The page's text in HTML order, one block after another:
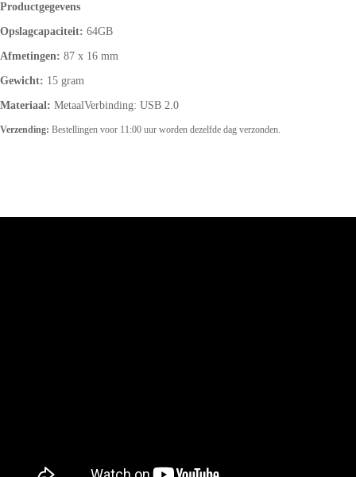
Productgegevens
Opslagcapaciteit: 64GB
Afmetingen: 87 x 16 mm
Gewicht: 15 gram
Materiaal: MetaalVerbinding: USB 2.0
Verzending: Bestellingen voor 11:00 uur worden dezelfde dag verzonden.